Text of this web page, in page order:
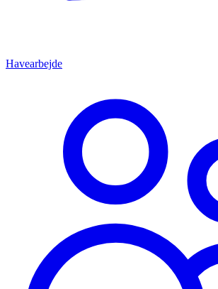
Havearbejde